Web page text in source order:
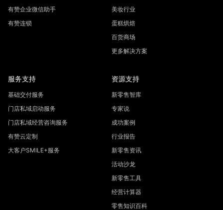
有赞企业微信助手
有赞连锁
美妆行业
蛋糕烘焙
百货商场
更多解决方案
服务支持
基础交付服务
门店私域启动服务
门店私域经营咨询服务
有赞云定制
大客户SMILE+服务
资源支持
新零售智库
专家说
成功案例
行业报告
新零售资讯
活动沙龙
新零售工具
经营计算器
零售知识百科